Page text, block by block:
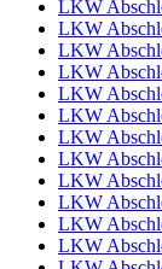
LKW
LKW
LKW
LKW
LKW
LKW
LKW
LKW
LKW
LKW
LKW
LKW